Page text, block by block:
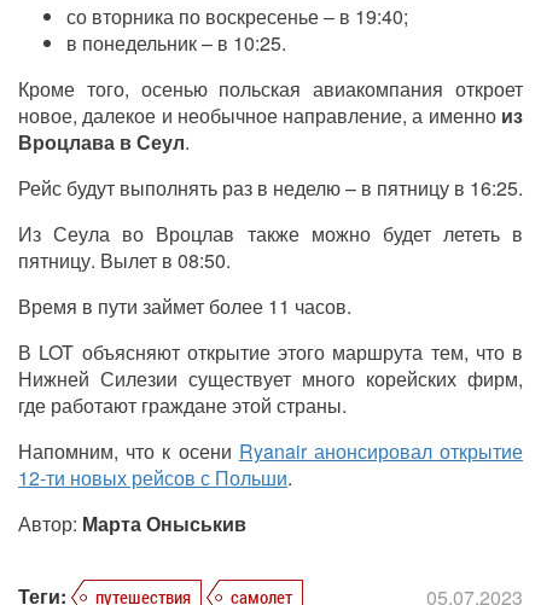
со вторника по воскресенье – в 19:40;
в понедельник – в 10:25.
Кроме того, осенью польская авиакомпания откроет
новое, далекое и необычное направление, а именно из
Вроцлава в Сеул.
Рейс будут выполнять раз в неделю – в пятницу в 16:25.
Из Сеула во Вроцлав также можно будет лететь в
пятницу. Вылет в 08:50.
Время в пути займет более 11 часов.
В LOT объясняют открытие этого маршрута тем, что в
Нижней Силезии существует много корейских фирм,
где работают граждане этой страны.
Напомним, что к осени Ryanair анонсировал открытие
12-ти новых рейсов с Польши.
Автор: Марта Оныськив
Теги: путешествия самолет 05.07.2023